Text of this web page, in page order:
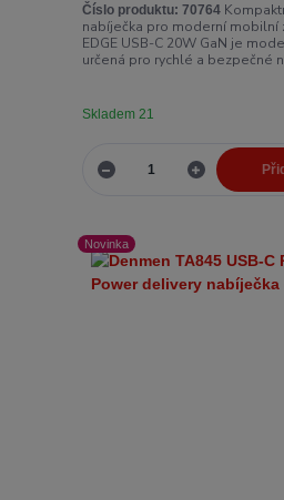
Číslo produktu: 70764
nabíječka pro moderní mobilní
EDGE USB-C 20W GaN je
určená pro rychlé a bezpečné
Skladem 21
Novinka